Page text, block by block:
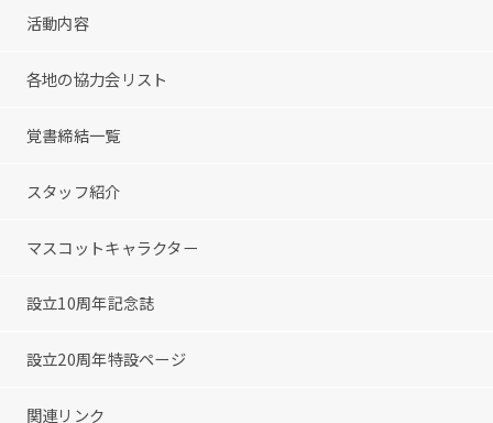
活動内容
各地の協力会リスト
覚書締結一覧
スタッフ紹介
マスコットキャラクター
設立10周年記念誌
設立20周年特設ページ
関連リンク